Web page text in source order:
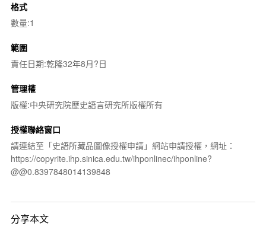
格式
數量:1
範圍
責任日期:乾隆32年8月?日
管理權
版權:中央研究院歷史語言研究所版權所有
授權聯絡窗口
請連結至「史語所藏品圖像授權申請」網站申請授權，網址：
https://copyrite.ihp.sinica.edu.tw/ihponlinec/ihponline?
@@0.8397848014139848
分享本文